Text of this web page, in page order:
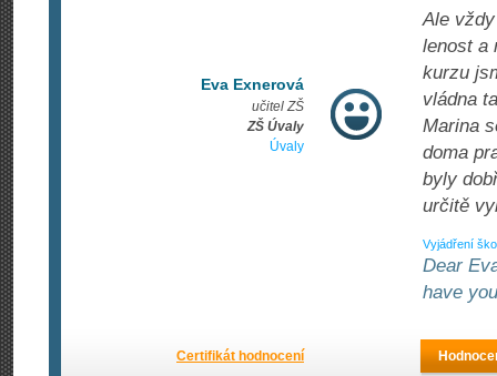
Eva Exnerová
učitel ZŠ
ZŠ Úvaly
Úvaly
Ale
lenost a
kurzu
vládna
Marina
doma
byly
určitě
Vyjádření
Dear
have
Certifikát hodnocení